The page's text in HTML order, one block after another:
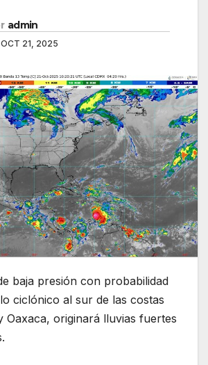
admin
OCT 21, 2025
baja presión con probabilidad
ciclónico al sur de las costas
Oaxaca, originará lluvias fuertes